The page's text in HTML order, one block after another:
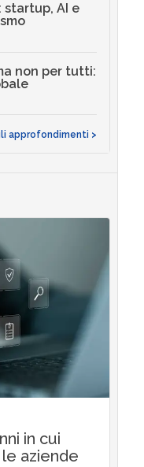
startup, AI e
non per tutti:
approfondimenti >
in cui
aziende